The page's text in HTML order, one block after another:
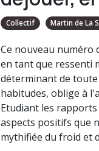
Collectif Martin de La
Ce nouveau numéro
en tant que ressenti
déterminant de
habitudes, oblige à
Etudiant les
aspects positifs que
mythifiée du froid et